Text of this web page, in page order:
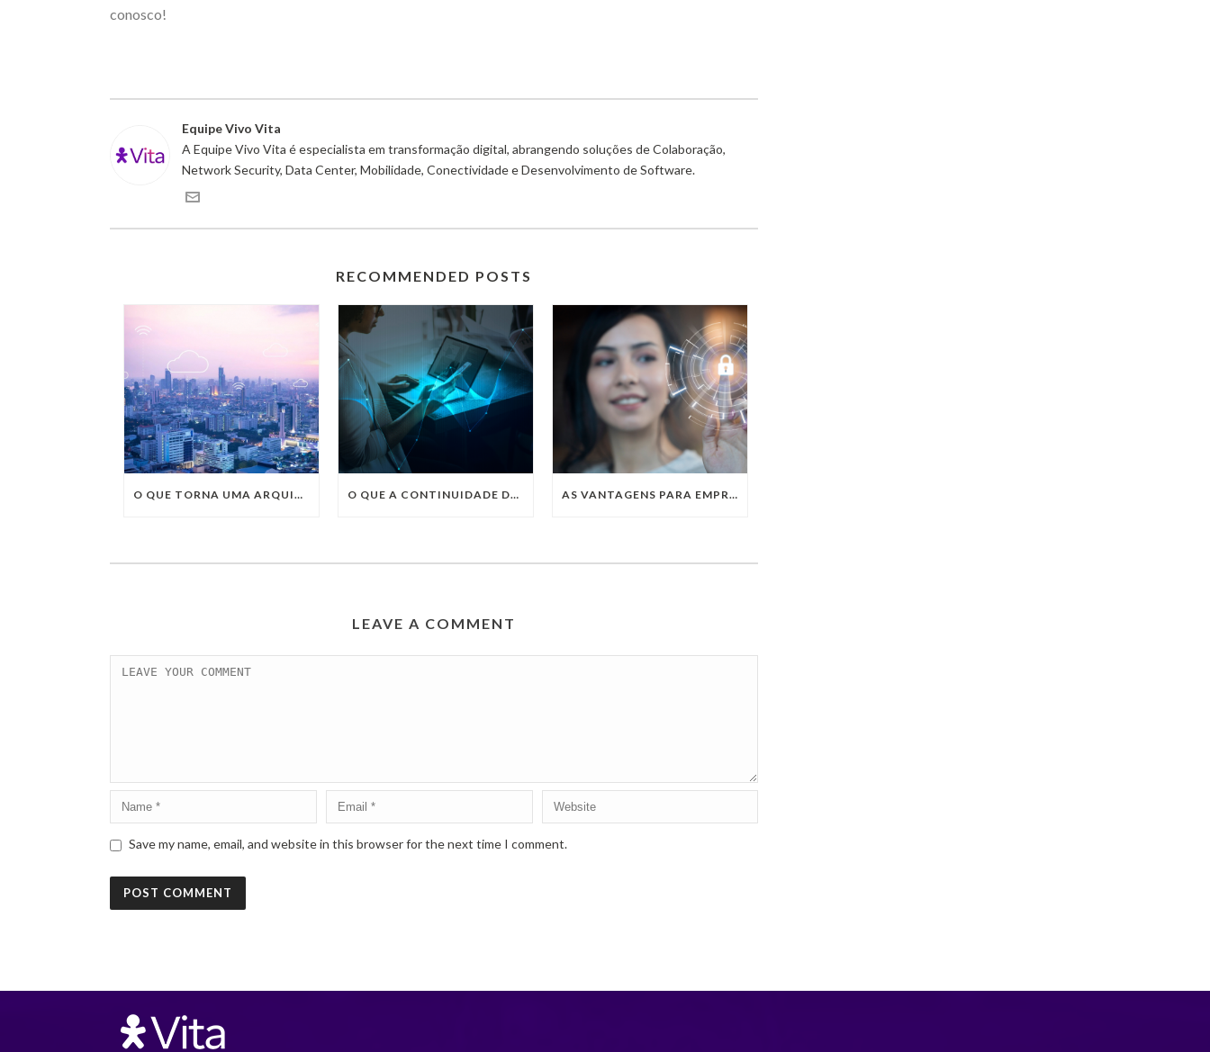
conosco!
Equipe Vivo Vita
A Equipe Vivo Vita é especialista em transformação digital, abrangendo soluções de Colaboração,
Network Security, Data Center, Mobilidade, Conectividade e Desenvolvimento de Software.
RECOMMENDED POSTS
O QUE TORNA UMA ARQUITETURA DE REDE COMPLETA? O QUE A CONTINUIDADE DE NEGÓCIOS TEM A VER COM O ARMAZENAMENTO DE DADOS? AS VANTAGENS PARA EMPRESAS EM ADERIR ÀS SOLUÇÕES COM CLOUD SECURITY
LEAVE A COMMENT
Save my name, email, and website in this browser for the next time I comment.